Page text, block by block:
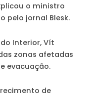
o ministro
pelo jornal Blesk.
Interior, Vít
zonas afetadas
evacuação.
de